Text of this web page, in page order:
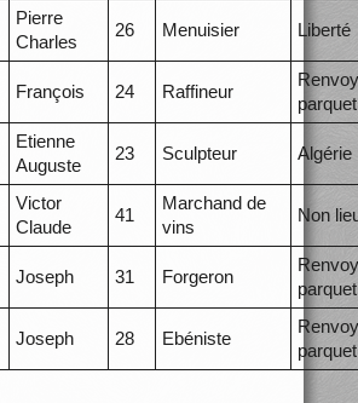
Pierre
Charles
26 Menuisier Liberté
François 24 Raffineur
parquet
Etienne
Auguste
23 Sculpteur Algérie
Victor
Claude
41
Marchand de
vins
Non
Joseph 31 Forgeron
parquet
Joseph 28 Ebéniste
parquet